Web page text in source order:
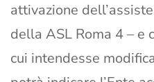
attivazione
della ASL Roma 4 – e
cui intendesse